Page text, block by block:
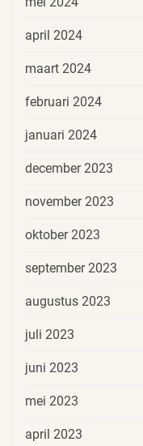
april 2024
maart 2024
februari 2024
januari 2024
december 2023
november 2023
oktober 2023
september 2023
augustus 2023
juli 2023
juni 2023
mei 2023
april 2023